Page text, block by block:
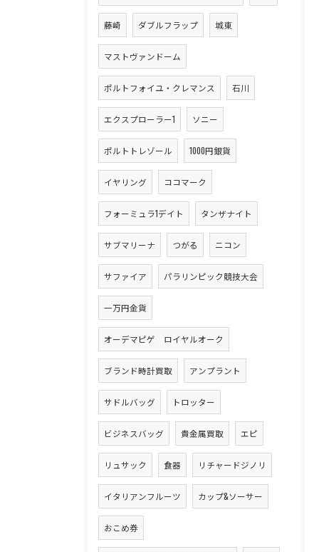
藤崎 ダブルフラップ 城東
マストヴァンドーム
ポルトフォイユ・クレマンス 石川
エクスプローラー1 ソニー
ポルトトレゾール 1000円銀貨
イヤリング ココマーク
フォーミュラ1デイト タンザナイト
サブマリーナ つがる ニコン
サファイア パラリンピック競技大会
一万円金貨
オーデマピゲ ロイヤルオーク
ブランド時計買取 アンプラント
サドルバッグ トロッター
ビジネスバッグ 貴金属買取 エピ
リュサック 食器 リチャードジノリ
イタリアンフルーツ カップ&ソーサー
おこめ券